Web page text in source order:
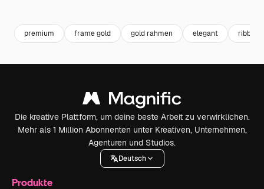
premium frame gold gold rahmen elegant ribbon
Die kreative Plattform, um deine beste Arbeit zu verwirklichen.
Mehr als 1 Million Abonnenten unter Kreativen, Unternehmen,
Agenturen und Studios.
Deutsch
Produkte